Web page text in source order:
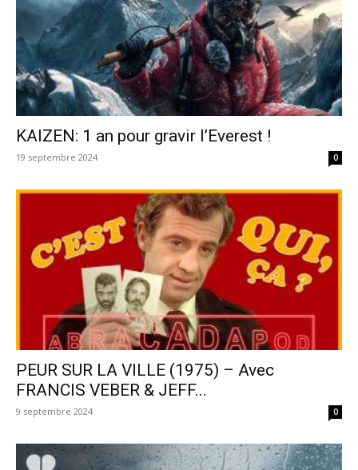
KAIZEN: 1 an pour gravir l’Everest !
19 septembre 2024 0
PEUR SUR LA VILLE (1975) – Avec
FRANCIS VEBER & JEFF...
9 septembre 2024 0